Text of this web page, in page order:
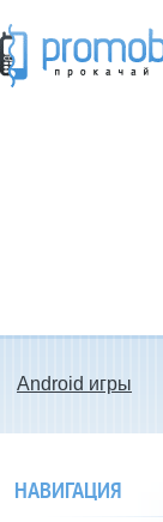
Android игры
НАВИГАЦИЯ